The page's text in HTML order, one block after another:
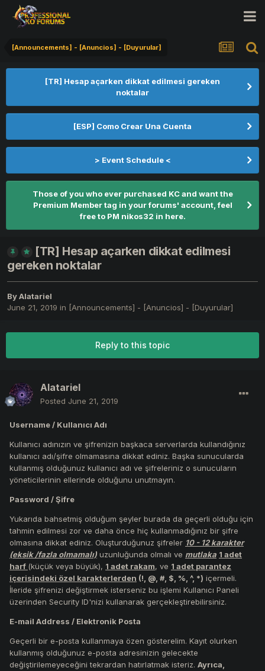
[Announcements] - [Anuncios] - [Duyurular]
[TR] Hesap açarken dikkat edilmesi gereken
noktalar
[ESP] Como Crear Una Cuenta
> Event Schedule <
Those of you who ever purchased KC and want the
Premium Member tag in your forums' account, feel
free to PM nikos32 in here.
[TR] Hesap açarken dikkat edilmesi
gereken noktalar
ByAlatariel
June 21, 2019 in [Announcements] - [Anuncios] - [Duyurular]
Reply to this topic
Alatariel
Posted June 21, 2019
Username / Kullanıcı Adı
Kullanıcı adınızın ve şifrenizin başkaca serverlarda kullandığınız
kullanıcı adı/şifre olmamasına dikkat ediniz. Başka sunucularda
kullanmış olduğunuz kullanıcı adı ve şifreleriniz o sunucuların
yöneticilerinin ellerinde olduğunu unutmayın.
Password / Şifre
Yukarıda bahsetmiş olduğum şeyler burada da geçerli olduğu için
tahmin edilmesi zor ve daha önce hiç kullanmadığınız bir şifre
olmasına dikkat ediniz. Oluşturduğunuz şifreler 10 - 12 karakter
(eksik /fazla olmamalı) uzunluğunda olmalı ve mutlaka 1 adet
harf (küçük veya büyük), 1 adet rakam, ve 1 adet parantez
içerisindeki özel karakterlerden (!, @, #, $, %, ^, *) içermeli.
İleride şifrenizi değiştirmek isterseniz bu işlemi Kullanıcı Paneli
üzerinden Security ID'nizi kullanarak gerçekleştirebilirsiniz.
E-mail Address / Elektronik Posta
Geçerli bir e-posta kullanmaya özen gösterelim. Kayıt olurken
kullanmış olduğunuz e-posta adresinizin gelecekte
değiştirilemeyeceğini tekrardan hatırlatmak isteriz. Ayrıca,